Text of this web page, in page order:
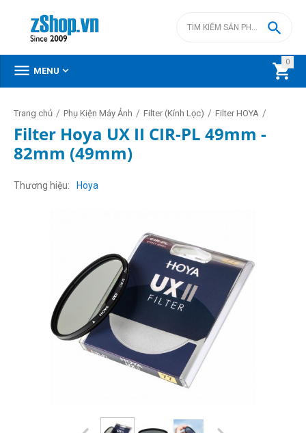
0


 MENU 
Trang chủ / Phụ Kiện Máy Ảnh / Filter (Kính Lọc) / Filter HOYA /
Filter Hoya UX II CIR-PL 49mm -
82mm (49mm)
Thương hiệu Hoya